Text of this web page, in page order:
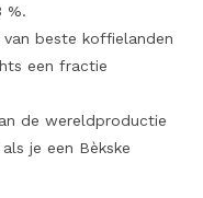
%.
beste koffielanden
een fractie
de wereldproductie
je een Bèkske